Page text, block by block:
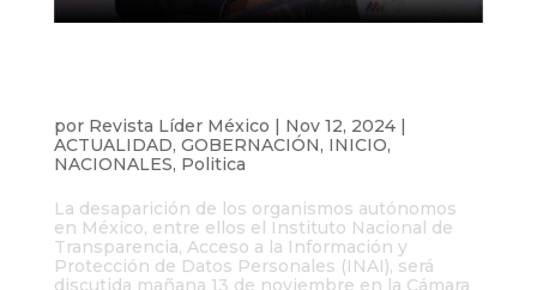
por Revista Líder México | Nov 12, 2024|
ACTUALIDAD, GOBERNACIÓN, INICIO,
NACIONALES, Politica
La desaparición de los organismos autónomos
en México, entre ellos el Instituto Nacional de
Transparencia, Acceso a la Información y
Protección de Datos Personales (INAI), será
discutida mañana 13 de noviembre en la Cámara